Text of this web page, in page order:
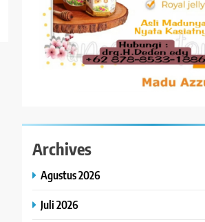
Archives
Agustus 2026
Juli 2026